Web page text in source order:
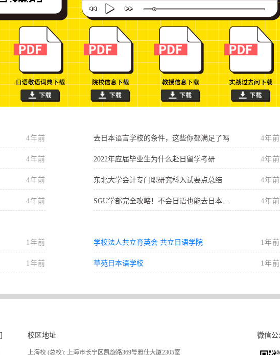
4年前 去日本语言学校的条件，这些你都满足了吗 4年前
4年前 2022年应届毕业生为什么赴日留学考研 4年前
4年前 东北大学会计专门职研究科入试要点总结 4年前
4年前 SGU学部完全攻略！不会日语也能去日本读名校 4年前
1年前 学校法人共立育英会 共立日语学院 1年前
1年前 草苑日本语学校 1年前
校区地址
上海校 (总校): 上海市长宁区凯旋路369号雅仕大厦2305室
微信公